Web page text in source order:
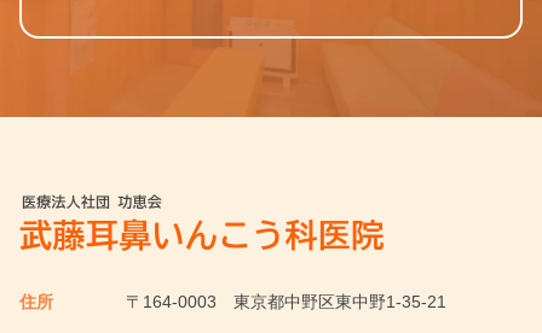
住所 〒164-0003 東京都中野区東中野1-35-21